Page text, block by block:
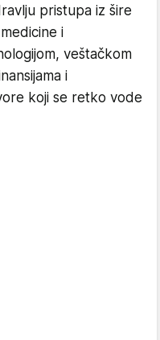
pristupa iz šire
i
veštačkom
i
koji se retko vode